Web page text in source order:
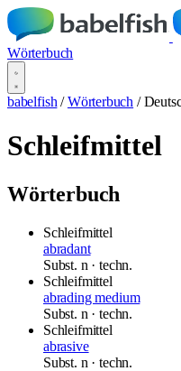
Wörterbuch
babelfish / Wörterbuch /
Schleifmittel
Wörterbuch
Schleifmittel
abradant
Subst. n · techn.
Schleifmittel
abrading medium
Subst. n · techn.
Schleifmittel
abrasive
Subst. n · techn.